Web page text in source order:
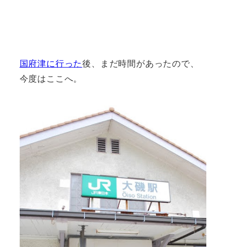
国府津に行った後、まだ時間があったので、
今度はここへ。